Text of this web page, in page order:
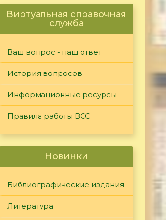
Виртуальная справочная
служба
Ваш вопрос - наш ответ
История вопросов
Информационные ресурсы
Правила работы ВСС
Новинки
Библиографические издания
Литература